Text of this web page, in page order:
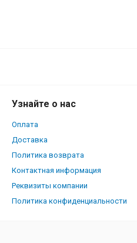
Узнайте о нас
Оплата
Доставка
Политика возврата
Контактная информация
Реквизиты компании
Политика конфиденциальности